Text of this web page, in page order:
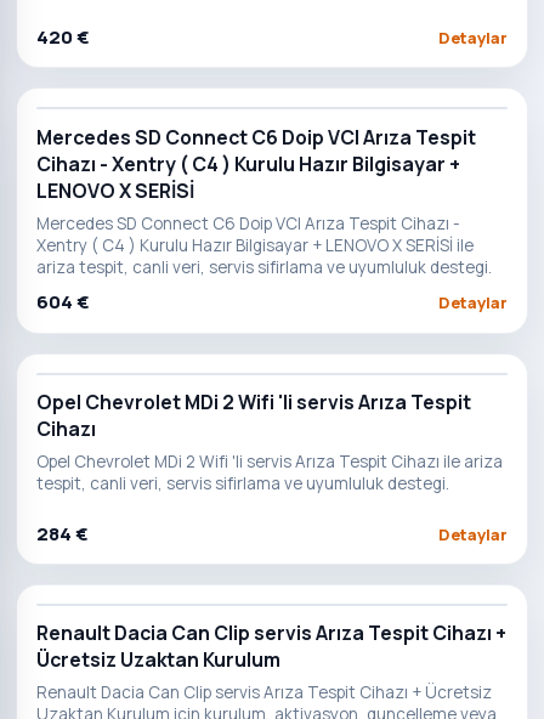
420 € Detaylar
Mercedes SD Connect C6 Doip VCI Arıza Tespit
Cihazı - Xentry ( C4 ) Kurulu Hazır Bilgisayar +
LENOVO X SERİSİ
Mercedes SD Connect C6 Doip VCI Arıza Tespit Cihazı -
Xentry ( C4 ) Kurulu Hazır Bilgisayar + LENOVO X SERİSİ ile
ariza tespit, canli veri, servis sifirlama ve uyumluluk destegi.
604 € Detaylar
Opel Chevrolet MDi 2 Wifi 'li servis Arıza Tespit
Cihazı
Opel Chevrolet MDi 2 Wifi 'li servis Arıza Tespit Cihazı ile ariza
tespit, canli veri, servis sifirlama ve uyumluluk destegi.
284 € Detaylar
Renault Dacia Can Clip servis Arıza Tespit Cihazı +
Ücretsiz Uzaktan Kurulum
Renault Dacia Can Clip servis Arıza Tespit Cihazı + Ücretsiz
Uzaktan Kurulum icin kurulum, aktivasyon, guncelleme veya